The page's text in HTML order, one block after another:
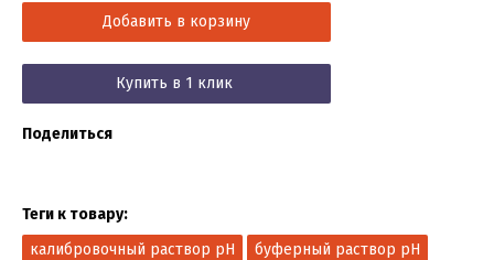
Добавить в корзину
Купить в 1 клик
Поделиться
Теги к товару:
калибровочный раствор pH
буферный раствор pH